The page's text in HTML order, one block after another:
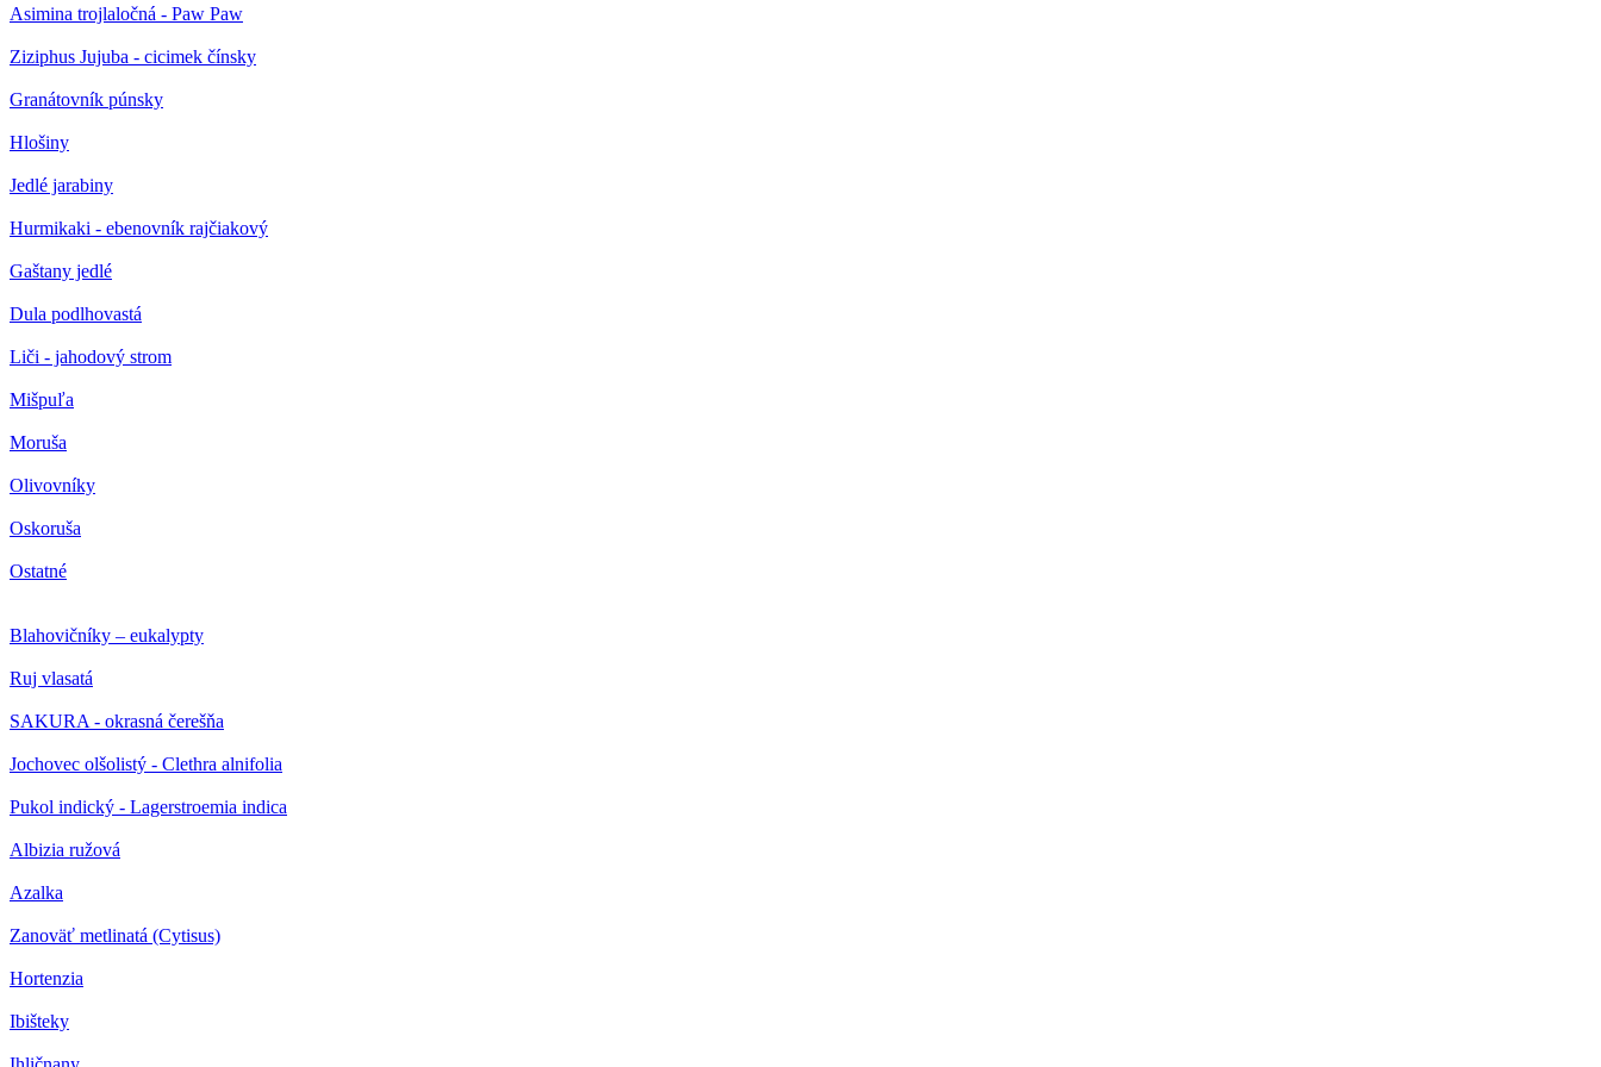
Asimina trojlaločná - Paw Paw
Ziziphus Jujuba - cicimek čínsky
Granátovník púnsky
Hlošiny
Jedlé jarabiny
Hurmikaki - ebenovník rajčiakový
Gaštany jedlé
Dula podlhovastá
Liči - jahodový strom
Mišpuľa
Moruša
Olivovníky
Oskoruša
Ostatné
Blahovičníky – eukalypty
Ruj vlasatá
SAKURA - okrasná čerešňa
Jochovec olšolistý - Clethra alnifolia
Pukol indický - Lagerstroemia indica
Albizia ružová
Azalka
Zanoväť metlinatá (Cytisus)
Hortenzia
Ibišteky